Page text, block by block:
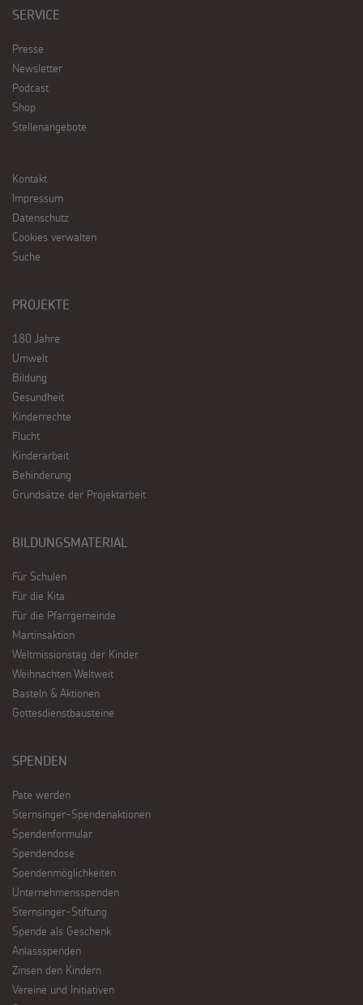
SERVICE
Presse
Newsletter
Podcast
Shop
Stellenangebote
Kontakt
Impressum
Datenschutz
Cookies verwalten
Suche
PROJEKTE
180 Jahre
Umwelt
Bildung
Gesundheit
Kinderrechte
Flucht
Kinderarbeit
Behinderung
Grundsätze der Projektarbeit
BILDUNGSMATERIAL
Für Schulen
Für die Kita
Für die Pfarrgemeinde
Martinsaktion
Weltmissionstag der Kinder
Weihnachten Weltweit
Basteln & Aktionen
Gottesdienstbausteine
SPENDEN
Pate werden
Sternsinger-Spendenaktionen
Spendenformular
Spendendose
Spendenmöglichkeiten
Unternehmensspenden
Sternsinger-Stiftung
Spende als Geschenk
Anlassspenden
Zinsen den Kindern
Vereine und Initiativen